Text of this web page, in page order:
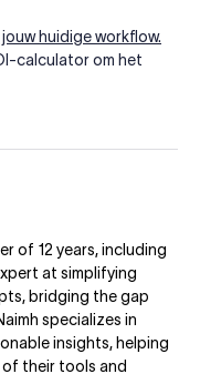
huidige workflow.
calculator om het
of 12 years, including
at simplifying
bridging the gap
specializes in
insights, helping
their tools and